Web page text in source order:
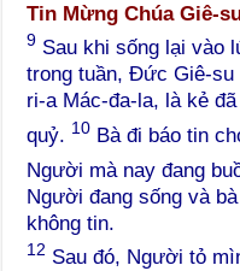
Tin Mừng Chúa Giê-
9 Sau khi sống lại vào
trong tuần, Đức Giê-
ri-a Mác-đa-la, là kẻ
quỷ. 10 Bà đi báo tin
Người mà nay đang
Người đang sống và
không tin.
12 Sau đó, Người tỏ